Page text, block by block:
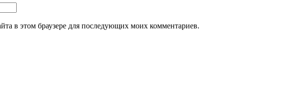
в этом браузере для последующих моих комментариев.